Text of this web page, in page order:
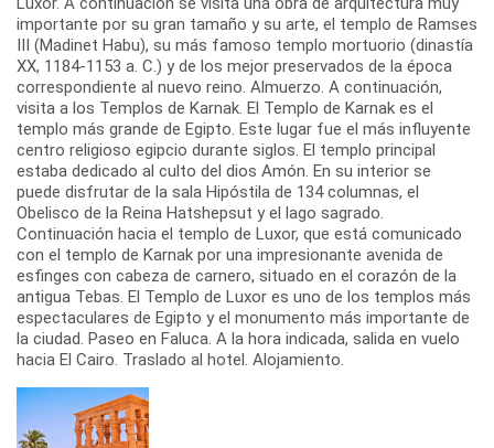
importante por su gran tamaño y su arte, el templo de Ramses
III (Madinet Habu), su más famoso templo mortuorio (dinastía
XX, 1184-1153 a. C.) y de los mejor preservados de la época
correspondiente al nuevo reino. Almuerzo. A continuación,
visita a los Templos de Karnak. El Templo de Karnak es el
templo más grande de Egipto. Este lugar fue el más influyente
centro religioso egipcio durante siglos. El templo principal
estaba dedicado al culto del dios Amón. En su interior se
puede disfrutar de la sala Hipóstila de 134 columnas, el
Obelisco de la Reina Hatshepsut y el lago sagrado.
Continuación hacia el templo de Luxor, que está comunicado
con el templo de Karnak por una impresionante avenida de
esfinges con cabeza de carnero, situado en el corazón de la
antigua Tebas. El Templo de Luxor es uno de los templos más
espectaculares de Egipto y el monumento más importante de
la ciudad. Paseo en Faluca. A la hora indicada, salida en vuelo
hacia El Cairo. Traslado al hotel. Alojamiento.